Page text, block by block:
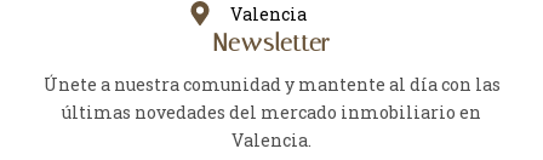
Valencia
Newsletter
Únete a nuestra comunidad y mantente al día con las
últimas novedades del mercado inmobiliario en
Valencia.